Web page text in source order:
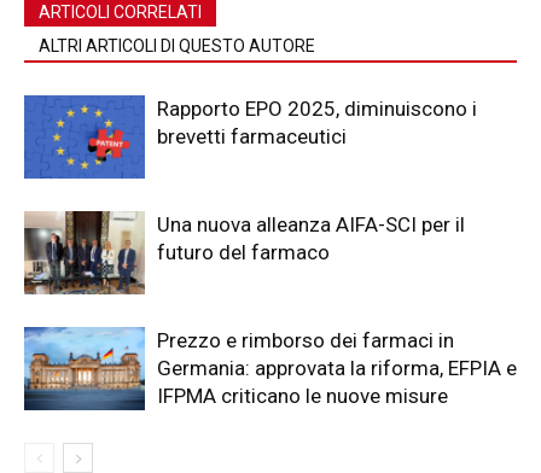
ARTICOLI CORRELATI
ALTRI ARTICOLI DI QUESTO AUTORE
Rapporto EPO 2025, diminuiscono i
brevetti farmaceutici
Una nuova alleanza AIFA-SCI per il
futuro del farmaco
Prezzo e rimborso dei farmaci in
Germania: approvata la riforma, EFPIA e
IFPMA criticano le nuove misure